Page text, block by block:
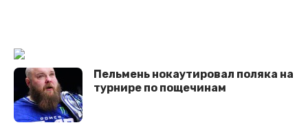
Пельмень нокаутировал поляка на
турнире по пощечинам